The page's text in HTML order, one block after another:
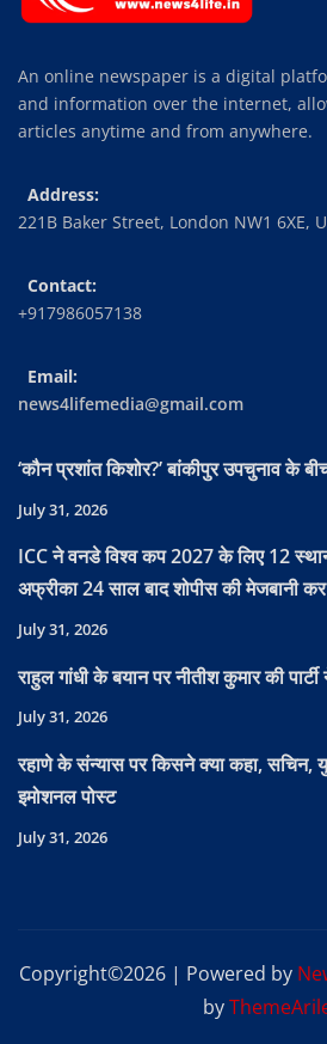
An online newspaper is a digital
and information over the internet,
articles anytime and from anywhere.
Address:
221B Baker Street, London NW1 6XE,
Contact:
+917986057138
Email:
news4lifemedia@gmail.com
‘कौन प्रशांत किशोर?’ बांकीपुर उपचुनाव के
July 31, 2026
ICC ने वनडे विश्व कप 2027 के लिए 12
अफ्रीका 24 साल बाद शोपीस की मेजबानी
July 31, 2026
राहुल गांधी के बयान पर नीतीश कुमार की
July 31, 2026
रहाणे के संन्यास पर किसने क्या कहा, सचिन,
इमोशनल पोस्ट
July 31, 2026
Copyright©2026 | Powered by
by